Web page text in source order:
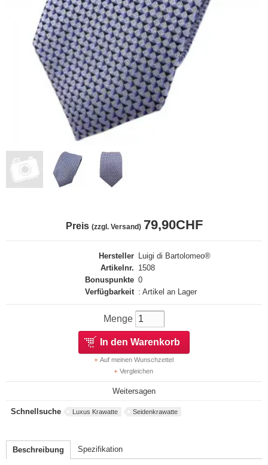
Preis (zzgl. Versand) 79,90CHF
Hersteller Luigi di Bartolomeo®
Artikelnr. 1508
Bonuspunkte 0
Verfügbarkeit : Artikel an Lager
Menge
In den Warenkorb
Auf meinen Wunschzettel
Vergleichen
Weitersagen
Schnellsuche Luxus Krawatte Seidenkrawatte
Beschreibung Spezifikation